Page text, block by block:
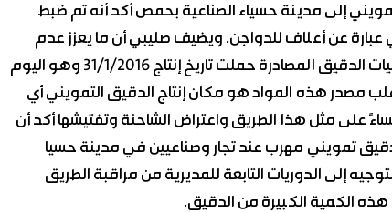
إلى مدينة حسياء الصناعية بحمص أكد أنه تم ضبط
عن أعلاف للدواجن. ويضيف صليبي أن ما يعزز عدم
صدقية رواية المهربين أن مصدر الدقيق هو مدينة عدرا أن كميات الدقيق المصادرة حملت تاريخ إنتاج 31/1/2016 وهو اليوم
مصدر هذه المواد هو مكان إنتاج الدقيق التمويني أي
على مثل هذا الطريق واعتراض الشاحنة وتفتيشها أكد أن
بناء على ضبط 4 حالات لكميات دقيق تمويني مهرب عند تجار وصناعيين في مدينة حسيا
إلى الدوريات التابعة للمديرية من مراقبة الطريق
الكمية الكبيرة من الدقيق.